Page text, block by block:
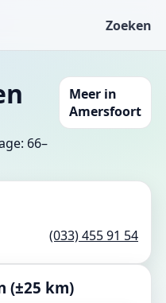
Zoeken
66–
Meer in
Amersfoort
(033) 455 91 54
(±25 km)